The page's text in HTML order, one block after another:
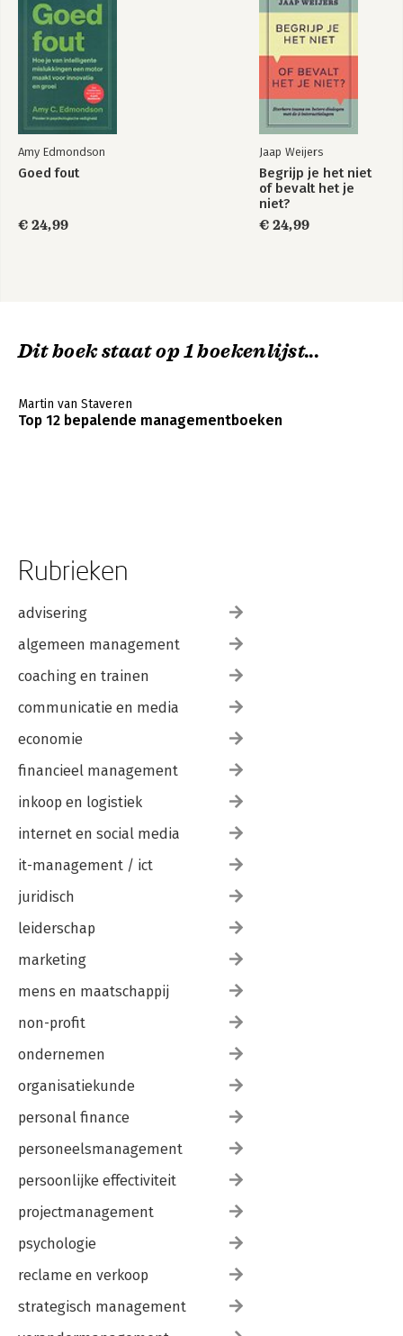
Amy Edmondson
Goed fout
€ 24,99
Jaap Weijers
Begrijp je het niet
of bevalt het je
niet?
€ 24,99
Dit boek staat op 1 boekenlijst...
Martin van Staveren
Top 12 bepalende managementboeken
Rubrieken
advisering
algemeen management
coaching en trainen
communicatie en media
economie
financieel management
inkoop en logistiek
internet en social media
it-management / ict
juridisch
leiderschap
marketing
mens en maatschappij
non-profit
ondernemen
organisatiekunde
personal finance
personeelsmanagement
persoonlijke effectiviteit
projectmanagement
psychologie
reclame en verkoop
strategisch management